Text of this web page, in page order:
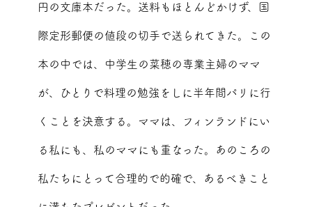
円の文庫本だった。送料もほとんどかけず、国
際定形郵便の値段の切手で送られてきた。この
本の中では、中学生の菜穂の専業主婦のママ
が、ひとりで料理の勉強をしに半年間パリに行
くことを決意する。ママは、フィンランドにい
る私にも、私のママにも重なった。あのころの
私たちにとって合理的で的確で、あるべきこと